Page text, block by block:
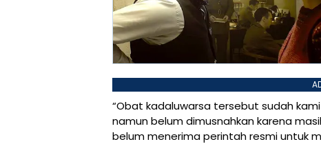
“Obat kadaluwarsa tersebut sudah
namun belum dimusnahkan karena
belum menerima perintah resmi untuk